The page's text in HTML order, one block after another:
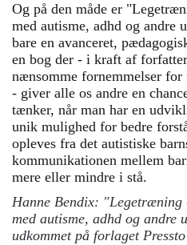
Og på den måde er
med autisme, adhd og
bare en avanceret,
en bog der - i kraft af
nænsomme fornemmelser
- giver alle os andre en
tænker, når man har en
unik mulighed for bedre
opleves fra det autistiske
kommunikationen mellem
mere eller mindre i stå.
Hanne Bendix:
med autisme, adhd og
udkommet på forlaget